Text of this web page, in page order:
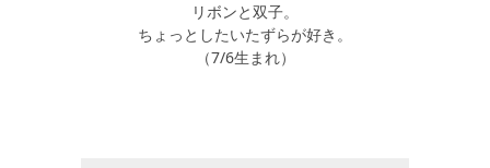
リボンと双子。
ちょっとしたいたずらが好き。
（7/6生まれ）